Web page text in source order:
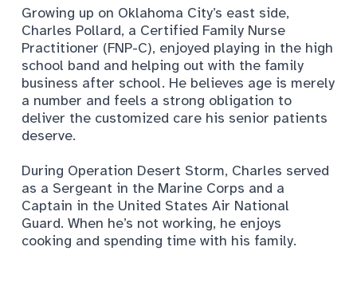
Growing up on Oklahoma City’s east side,
Charles Pollard, a Certified Family Nurse
Practitioner (FNP-C), enjoyed playing in the high
school band and helping out with the family
business after school. He believes age is merely
a number and feels a strong obligation to
deliver the customized care his senior patients
deserve.
During Operation Desert Storm, Charles served
as a Sergeant in the Marine Corps and a
Captain in the United States Air National
Guard. When he’s not working, he enjoys
cooking and spending time with his family.